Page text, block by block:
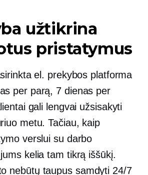
užtikrina
pristatymus
el. prekybos platforma
per parą, 7 dienas per
gali lengvai užsisakyti
metu. Tačiau, kaip
verslui su darbo
kelia tam tikrą iššūkį.
nebūtų taupussamdyti 24/7